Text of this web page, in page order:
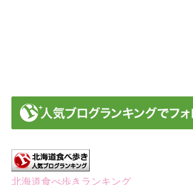
北海道食べ歩きランキング